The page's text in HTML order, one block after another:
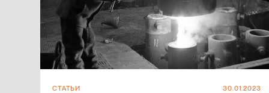
СТАТЬИ 30.01.2023